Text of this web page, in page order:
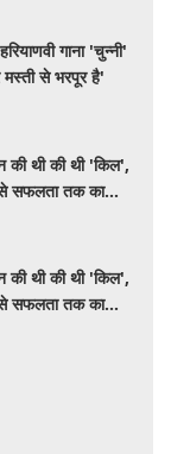
गाना 'चुन्नी'
मस्ती से भरपूर है'
की थी की थी 'किल',
से सफलता तक का
की थी की थी 'किल',
से सफलता तक का